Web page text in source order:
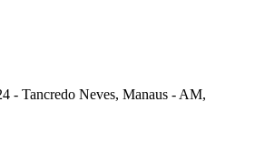
- Tancredo Neves, Manaus - AM,